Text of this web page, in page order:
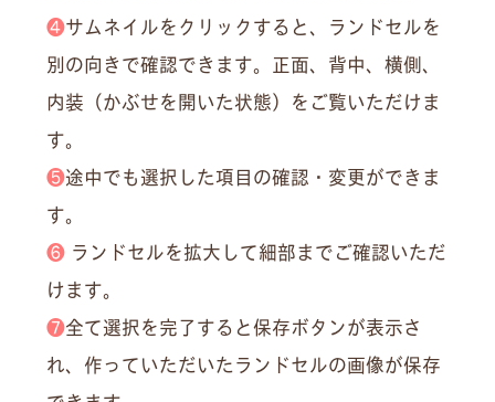
❹サムネイルをクリックすると、ランドセルを
別の向きで確認できます。正面、背中、横側、
内装（かぶせを開いた状態）をご覧いただけま
す。
❺途中でも選択した項目の確認・変更ができま
す。
❻ ランドセルを拡大して細部までご確認いただ
けます。
❼全て選択を完了すると保存ボタンが表示さ
れ、作っていただいたランドセルの画像が保存